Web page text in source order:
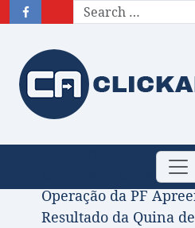
Obituário – Nota de
Comissão Aprova
Operação da PF
Resultado da Quina de